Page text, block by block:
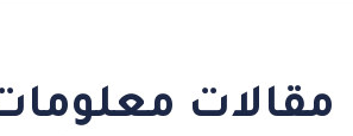
مقالات